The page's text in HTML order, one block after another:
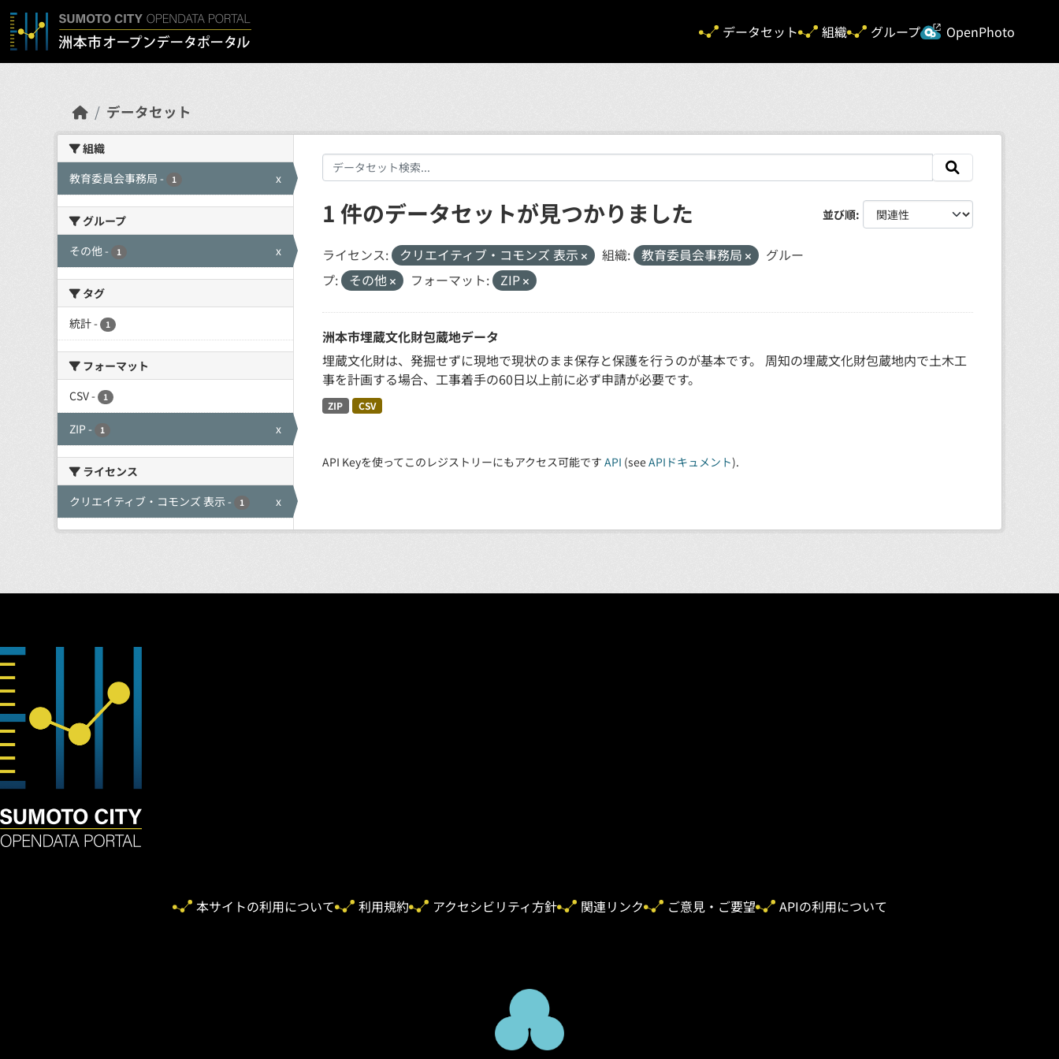
Skip to main content
データセット
組織 グループ OpenPhoto
データセット
組織
教育委員会事務局 - 1 x
グループ
その他- 1 x
タグ
統計- 1
フォーマット
CSV- 1
ZIP - 1 x
ライセンス
クリエイティブ・コモンズ 表示 - 1 x
並び順
1 件のデータセットが見つかりました
ライセンス: クリエイティブ・コモンズ 表示 組織: 教育委員会事務局
グルー
プ:
その他 フォーマット: ZIP
洲本市埋蔵文化財包蔵地データ
埋蔵文化財は、発掘せずに現地で現状のまま保存と保護を行うのが基本です。 周知の埋蔵文化財包蔵地内で土木工
事を計画する場合、工事着手の60日以上前に必ず申請が必要です。
ZIP CSV
API Keyを使ってこのレジストリーにもアクセス可能です API (seeAPIドキュメント).
本サイトの利用について 利用規約 アクセシビリティ方針 関連リンク ご意見・ご要望 APIの利用について